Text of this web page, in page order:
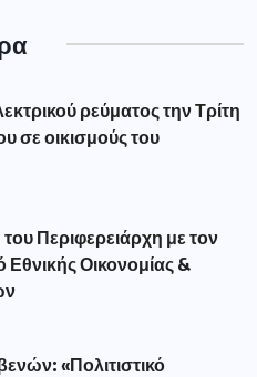
ρεύματος την Τρίτη
σε οικισμούς του
Περιφερειάρχη με τον
Οικονομίας &
«Πολιτιστικό